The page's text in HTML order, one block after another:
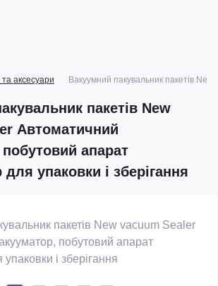
аксесуари Вакуумний пакувальник пакетів
пакетів New
Автоматичний
апарат
упаковки і зберігання